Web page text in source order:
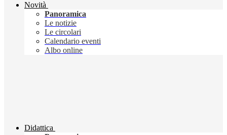
Novità
Panoramica
Le notizie
Le circolari
Calendario eventi
Albo online
Didattica